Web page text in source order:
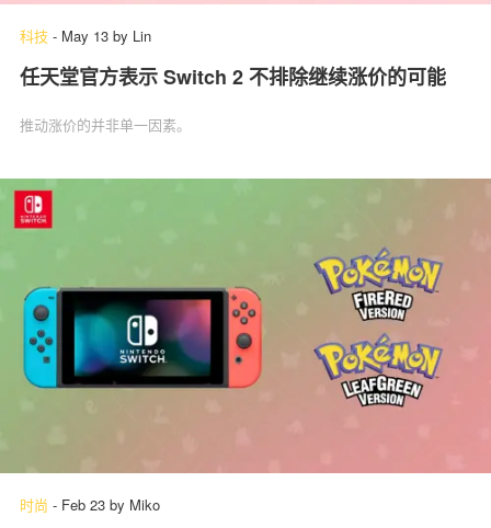
科技 - May 13 by Lin
任天堂官方表示 Switch 2 不排除继续涨价的可能
推动涨价的并非单一因素。
时尚 - Feb 23 by Miko